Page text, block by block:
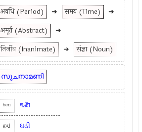
अवधि (Period) ➜ समय (Time)
➜
अमूर्त (Abstract)
➜
निर्जीव (Inanimate)
➜ संज्ञा (Noun)
സൂചനാമണി
ben ঘণ্টা
guj ઘડી